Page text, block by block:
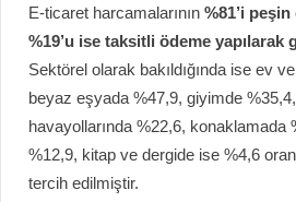
E-ticaret harcamalarının %81’i
%19’u ise taksitli ödeme yapılarak
Sektörel olarak bakıldığında ise ev
beyaz eşyada %47,9, giyimde
havayollarında %22,6, konaklamada
%12,9, kitap ve dergide ise %4,6
tercih edilmiştir.